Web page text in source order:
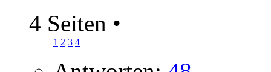
4 Seiten •
1 2 3 4